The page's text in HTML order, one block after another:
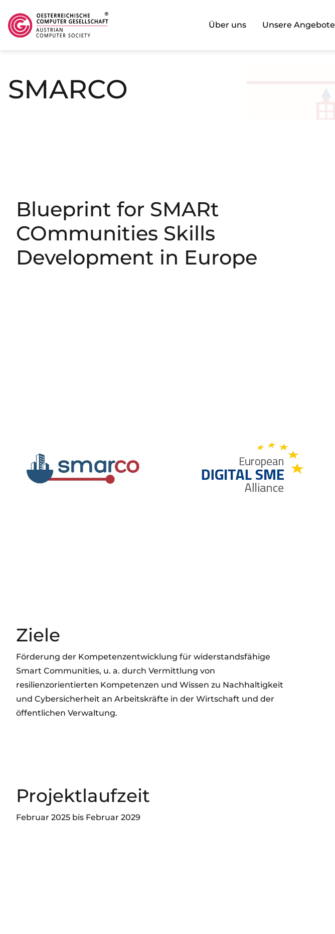
Über uns Unsere Angebote
SMARCO
Blueprint for SMARt
COmmunities Skills
Development in Europe
Ziele
Förderung der Kompetenzentwicklung für widerstandsfähige
Smart Communities, u. a. durch Vermittlung von
resilienzorientierten Kompetenzen und Wissen zu Nachhaltigkeit
und Cybersicherheit an Arbeitskräfte in der Wirtschaft und der
öffentlichen Verwaltung.
Projektlaufzeit
Februar 2025 bis Februar 2029